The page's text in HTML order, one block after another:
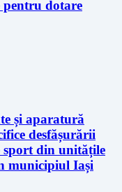
pentru dotare
și aparatură
desfășurării
sport din unitățile
municipiul Iași